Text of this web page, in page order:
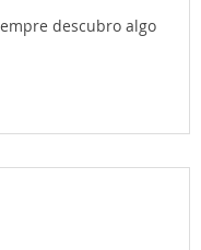
descubro algo